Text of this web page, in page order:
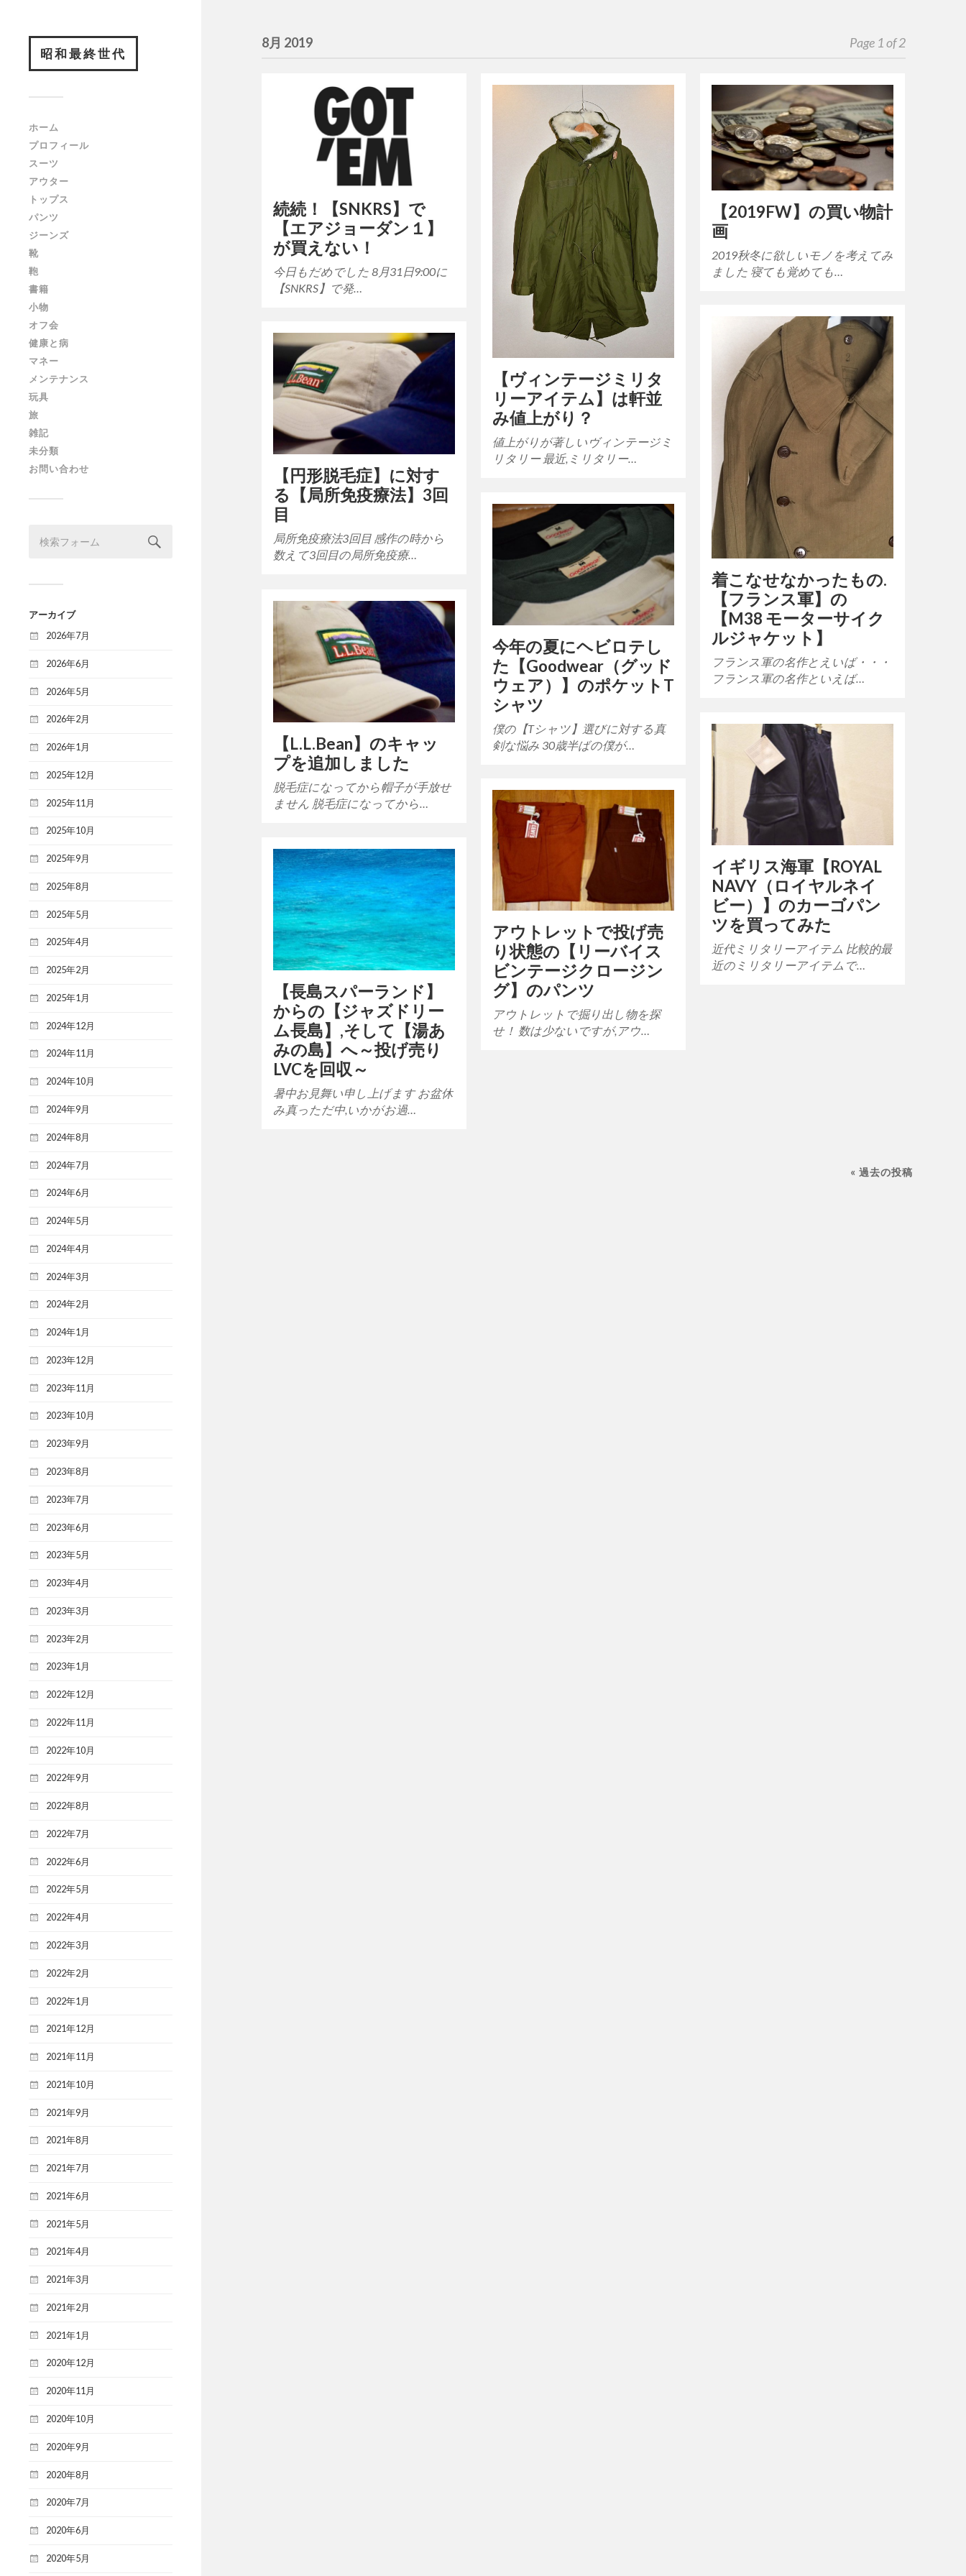
昭和最終世代
ホーム
プロフィール
スーツ
アウター
トップス
パンツ
ジーンズ
靴
鞄
書籍
小物
オフ会
健康と病
マネー
メンテナンス
玩具
旅
雑記
未分類
お問い合わせ
アーカイブ
2026年7月
2026年6月
2026年5月
2026年2月
2026年1月
2025年12月
2025年11月
2025年10月
2025年9月
2025年8月
2025年5月
2025年4月
2025年2月
2025年1月
2024年12月
2024年11月
2024年10月
2024年9月
2024年8月
2024年7月
2024年6月
2024年5月
2024年4月
2024年3月
2024年2月
2024年1月
2023年12月
2023年11月
2023年10月
2023年9月
2023年8月
2023年7月
2023年6月
2023年5月
2023年4月
2023年3月
2023年2月
2023年1月
2022年12月
2022年11月
2022年10月
2022年9月
2022年8月
2022年7月
2022年6月
2022年5月
2022年4月
2022年3月
2022年2月
2022年1月
2021年12月
2021年11月
2021年10月
2021年9月
2021年8月
2021年7月
2021年6月
2021年5月
2021年4月
2021年3月
2021年2月
2021年1月
2020年12月
2020年11月
2020年10月
2020年9月
2020年8月
2020年7月
2020年6月
2020年5月
8月 2019 Page 1 of 2
続続！【SNKRS】で
【エアジョーダン１】
が買えない！
今日もだめでした 8月31日9:00に
【SNKRS】で発…
【ヴィンテージミリタ
リーアイテム】は軒並
み値上がり？
値上がりが著しいヴィンテージミ
リタリー 最近,ミリタリー…
【2019FW】の買い物計
画
2019秋冬に欲しいモノを考えてみ
ました 寝ても覚めても…
着こなせなかったもの.
【フランス軍】の
【M38 モーターサイク
ルジャケット】
フランス軍の名作とえいば・・・
フランス軍の名作といえば…
【円形脱毛症】に対す
る【局所免疫療法】3回
目
局所免疫療法3回目 感作の時から
数えて3回目の局所免疫療…
今年の夏にヘビロテし
た【Goodwear（グッド
ウェア）】のポケットT
シャツ
僕の【Tシャツ】選びに対する真
剣な悩み 30歳半ばの僕が…
【L.L.Bean】のキャッ
プを追加しました
脱毛症になってから帽子が手放せ
ません 脱毛症になってから…
イギリス海軍【ROYAL
NAVY（ロイヤルネイ
ビー）】のカーゴパン
ツを買ってみた
近代ミリタリーアイテム 比較的最
近のミリタリーアイテムで…
アウトレットで投げ売
り状態の【リーバイス
ビンテージクロージン
グ】のパンツ
アウトレットで掘り出し物を探
せ！ 数は少ないですが,アウ…
【長島スパーランド】
からの【ジャズドリー
ム長島】,そして【湯あ
みの島】へ～投げ売り
LVCを回収～
暑中お見舞い申し上げます お盆休
み真っただ中,いかがお過…
« 過去の投稿